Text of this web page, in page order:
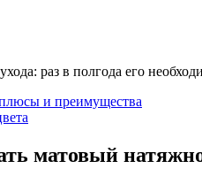
раз в полгода его
матовый